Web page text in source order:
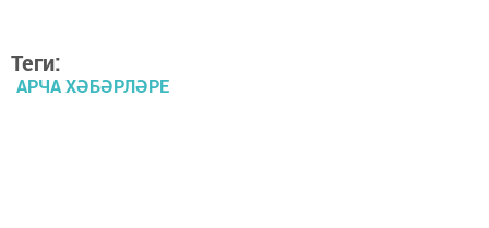
Теги:
АРЧА ХӘБӘРЛӘРЕ